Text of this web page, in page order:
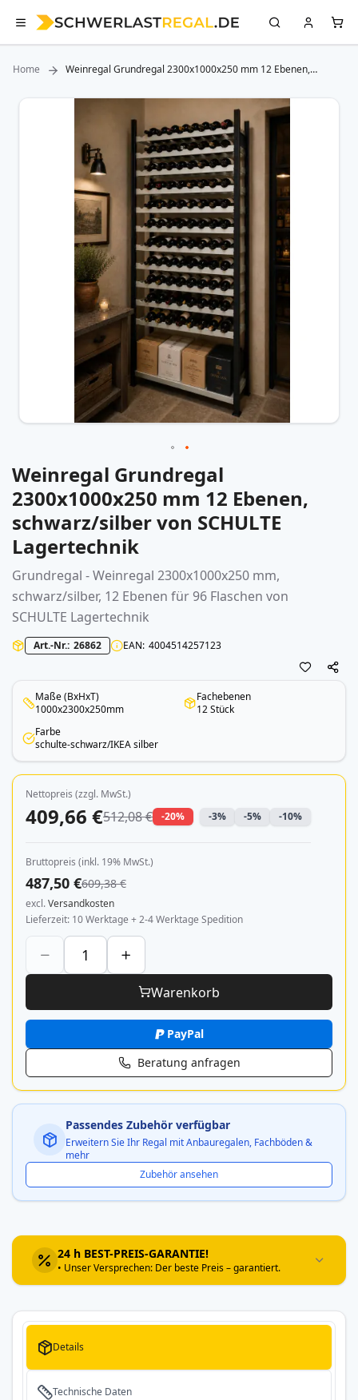
Home
Weinregal Grundregal 2300x1000x250 mm 12 Ebenen,
Zum
Zum
Anfang
der
Bildergalerie
springen
Weinregal Grundregal
2300x1000x250 mm 12 Ebenen,
schwarz/silber von SCHULTE
Lagertechnik
Grundregal - Weinregal 2300x1000x250 mm,
schwarz/silber, 12 Ebenen für 96 Flaschen von
SCHULTE Lagertechnik
Art.-Nr. 26862 EAN 4004514257123
Maße (BxHxT)
1000x2300x250mm
Fachebenen
12 Stück
Farbe
schulte-schwarz/IKEA silber
Nettopreis (zzgl. MwSt.)
409,66 €512,08 € -20% -3% -5% -10%
Bruttopreis (inkl. 19% MwSt.)
487,50 €609,38 €
excl.Versandkosten
Lieferzeit 10 Werktage + 2-4 Werktage Spedition
Warenkorb
PayPal
Beratung anfragen
Passendes Zubehör verfügbar
Erweitern Sie Ihr Regal mit Anbauregalen, Fachböden &
mehr
Zubehör ansehen
24 h BEST-PREIS-GARANTIE!
• Unser Versprechen: Der beste Preis – garantiert.
Details
Technische Daten